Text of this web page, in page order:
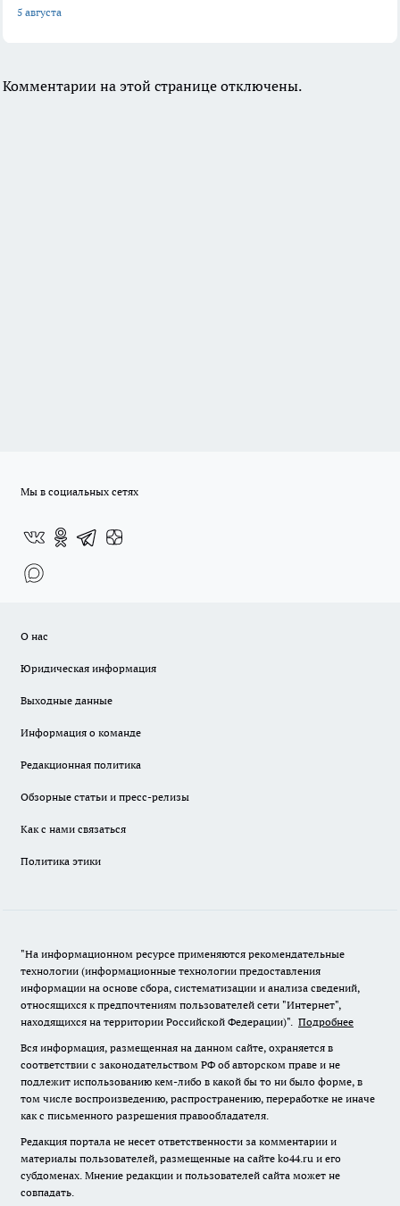
5 августа
Комментарии на этой странице отключены.
Мы в социальных сетях
О нас
Юридическая информация
Выходные данные
Информация о команде
Редакционная политика
Обзорные статьи и пресс-релизы
Как с нами связаться
Политика этики
"На информационном ресурсе применяются рекомендательные
технологии (информационные технологии предоставления
информации на основе сбора, систематизации и анализа сведений,
относящихся к предпочтениям пользователей сети "Интернет",
находящихся на территории Российской Федерации)". Подробнее
Вся информация, размещенная на данном сайте, охраняется в
соответствии с законодательством РФ об авторском праве и не
подлежит использованию кем-либо в какой бы то ни было форме, в
том числе воспроизведению, распространению, переработке не иначе
как с письменного разрешения правообладателя.
Редакция портала не несет ответственности за комментарии и
материалы пользователей, размещенные на сайте ko44.ru и его
субдоменах. Мнение редакции и пользователей сайта может не
совпадать.